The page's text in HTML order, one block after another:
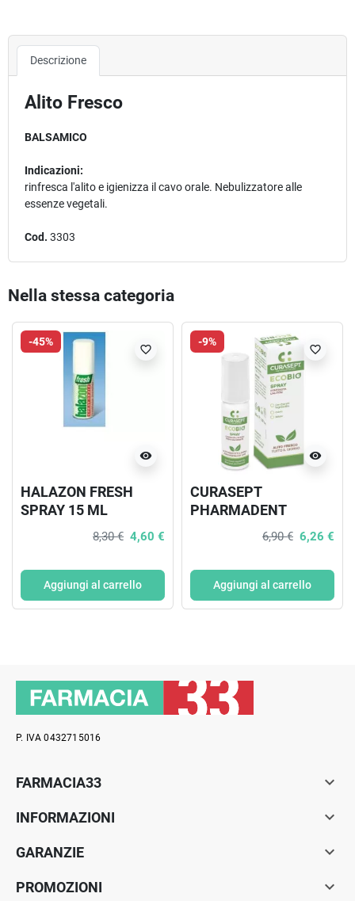
Descrizione
Alito Fresco
BALSAMICO
Indicazioni:
rinfresca l'alito e igienizza il cavo orale. Nebulizzatore alle
essenze vegetali.
Cod. 3303
Nella stessa categoria
-45%
visibility
favorite_border
HALAZON FRESH
SPRAY 15 ML
8,30 € 4,60 €
Aggiungi al carrello
-9%
visibility
favorite_border
CURASEPT
PHARMADENT
ECOBIO SPRAY 20 ML
6,90 € 6,26 €
Aggiungi al carrello
P. IVA 0432715016
FARMACIA33 
INFORMAZIONI 
GARANZIE 
PROMOZIONI 